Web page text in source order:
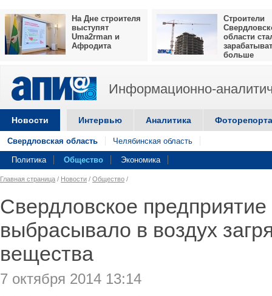
На Дне строителя
выступят
Uma2rman и
Афродита
Строители
области
больше
Информационно-
Новости Интервью Аналитика
Свердловская область Челябинская область
Политика Общество Экономика
Главная страница / Новости / Общество /
Свердловское предприятие
выбрасывало в воздух
вещества
7 октября 2014 13:14